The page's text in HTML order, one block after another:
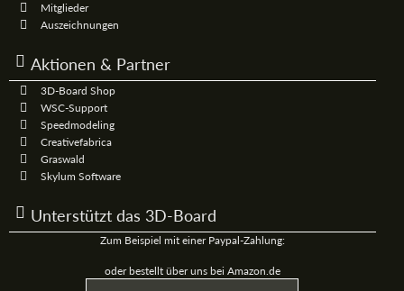
Mitglieder
Auszeichnungen
Aktionen & Partner
3D-Board Shop
WSC-Support
Speedmodeling
Creativefabrica
Graswald
Skylum Software
Unterstützt das 3D-Board
Zum Beispiel mit einer Paypal-Zahlung:
oder bestellt über uns bei Amazon.de